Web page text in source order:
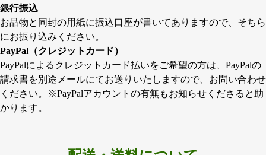
銀行振込
お品物と同封の用紙に振込口座が書いてありますので、そちら
にお振り込みください。
PayPal（クレジットカード）
PayPalによるクレジットカード払いをご希望の方は、PayPalの
請求書を別途メールにてお送りいたしますので、お問い合わせ
ください。※PayPalアカウントの有無もお知らせくださると助
かります。